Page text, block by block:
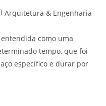
Arquitetura & Engenharia
como uma
tempo, que foi
específico e durar por